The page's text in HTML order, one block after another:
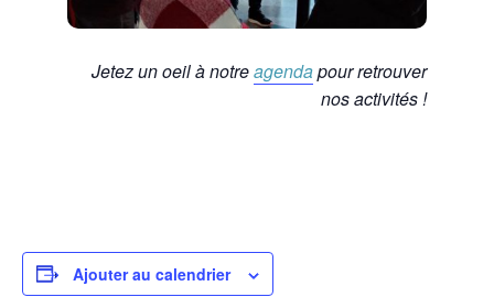
Jetez un oeil à notreagendapour retrouver
nos activités !
Ajouter au calendrier